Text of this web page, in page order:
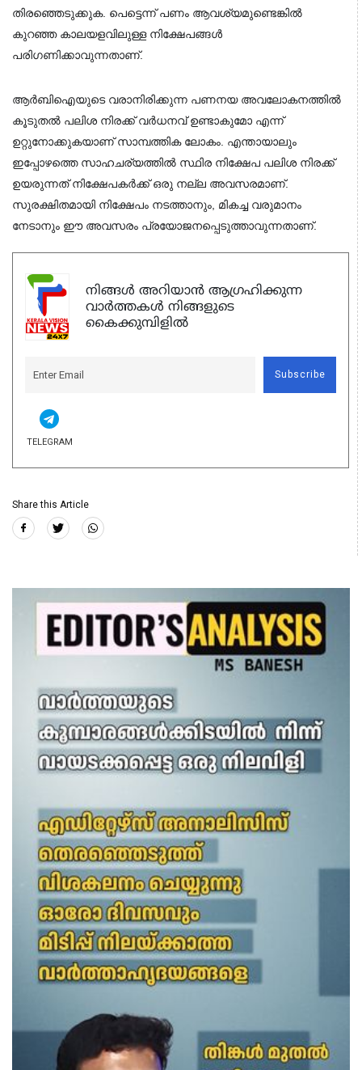
തിരഞ്ഞെടുക്കുക. പെട്ടെന്ന് പണം ആവശ്യമുണ്ടെങ്കിൽ
കുറഞ്ഞ കാലയളവിലുള്ള നിക്ഷേപങ്ങൾ
പരിഗണിക്കാവുന്നതാണ്.
ആർബിഐയുടെ വരാനിരിക്കുന്ന പണനയ അവലോകനത്തിൽ
കൂടുതൽ പലിശ നിരക്ക് വർധനവ് ഉണ്ടാകുമോ എന്ന്
ഉറ്റുനോക്കുകയാണ് സാമ്പത്തിക ലോകം. എന്തായാലും
ഇപ്പോഴത്തെ സാഹചര്യത്തിൽ സ്ഥിര നിക്ഷേപ പലിശ നിരക്ക്
ഉയരുന്നത് നിക്ഷേപകർക്ക് ഒരു നല്ല അവസരമാണ്.
സുരക്ഷിതമായി നിക്ഷേപം നടത്താനും, മികച്ച വരുമാനം
നേടാനും ഈ അവസരം പ്രയോജനപ്പെടുത്താവുന്നതാണ്.
നിങ്ങൾ അറിയാൻ ആഗ്രഹിക്കുന്ന
വാർത്തകൾ നിങ്ങളുടെ
കൈക്കുമ്പിളിൽ
Subscribe
TELEGRAM
Share this Article